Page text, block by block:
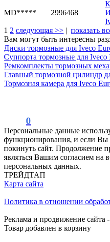
MD***** 2996468
1 2 следующая >> | показать
Вам могут быть интересны
Диски тормозные для Iveco
Суппорта тормозные для Iveco
Ремкомплекты тормозных
Главный тормозной цилиндр
Тормозная камера для Iveco
0
Персональные данные
функционирования, и если Вы
покинуть сайт. Продолжение
являться Вашим согласием на
персональных данных.
ТРЕЙДТАП
Карта сайта
Политика в отношении
Реклама и продвижение сайта -
Товар добавлен в корзину